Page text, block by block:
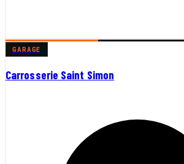
GARAGE
Carrosserie Saint Simon